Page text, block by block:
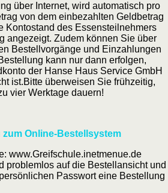
über Internet, wird automatisch pro
von dem einbezahlten Geldbetrag
Kontostand des Essensteilnehmers
angezeigt. Zudem können Sie über
Bestellvorgänge und Einzahlungen
kann nur dann erfolgen,
der Hanse Haus Service GmbH
ist.Bitte überweisen Sie frühzeitig,
vier Werktage dauern!
zum Online-Bestellsystem
www.Greifschule.inetmenue.de
problemlos auf die Bestellansicht und
Passwort eine Bestellung